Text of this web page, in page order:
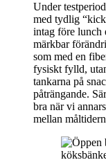
Under
med tydlig
intag före lunch
märkbar
som med en
fysiskt fylld,
tankarna på
påträngande.
bra när vi
mellan